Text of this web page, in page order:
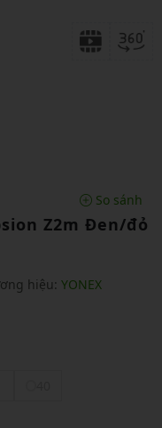
So sánh
Z2m Đen/đỏ
hiệu: YONEX